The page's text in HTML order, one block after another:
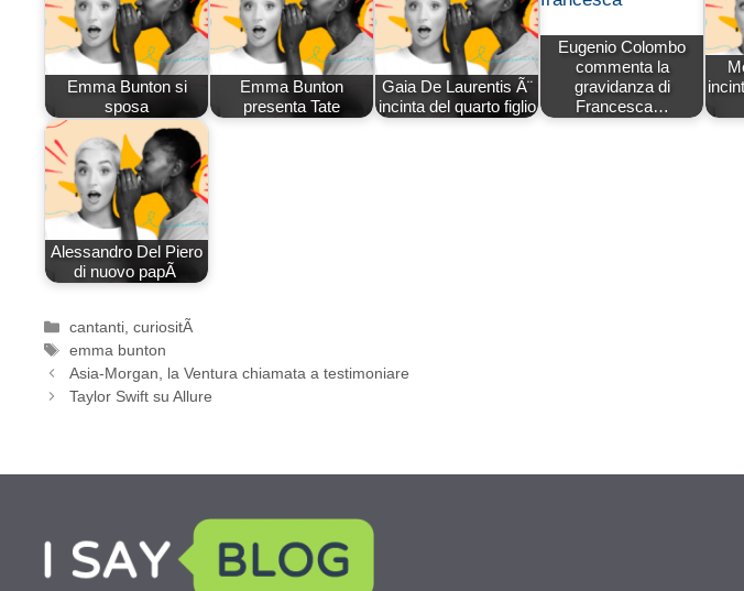
Emma Bunton si
sposa
Emma Bunton
presenta Tate
Gaia De Laurentis Ã¨
incinta del quarto figlio
Eugenio Colombo
commenta la
gravidanza di
Francesca…
Alessandro Del Piero
di nuovo papÃ
Categorie
cantanti,curiositÃ
Tag
emma bunton
Asia-Morgan, la Ventura chiamata a testimoniare
Taylor Swift su Allure